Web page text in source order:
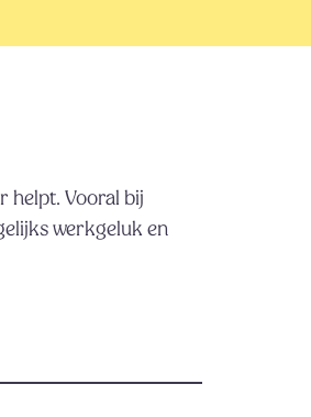
helpt. Vooral bij
werkgeluk en